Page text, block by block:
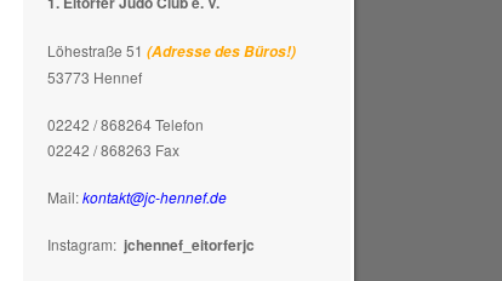
Löhestraße 51 (Adresse des Büros!)
53773 Hennef
02242 / 868264 Telefon
02242 / 868263 Fax
Mail:kontakt@jc-hennef.de
Instagram: jchennef_eitorferjc